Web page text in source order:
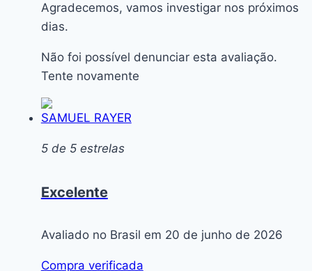
Agradecemos, vamos investigar nos próximos
dias.
Não foi possível denunciar esta avaliação.
Tente novamente
SAMUEL RAYER
5 de 5 estrelas
Excelente
Avaliado no Brasil em 20 de junho de 2026
Compra verificada